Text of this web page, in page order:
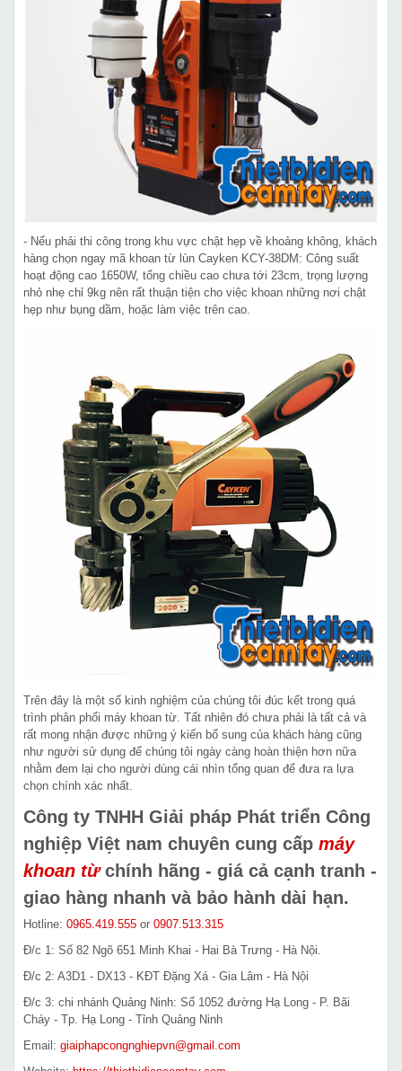
- Nếu phải thi công trong khu vực chật hẹp về khoảng không, khách
hàng chọn ngay mã khoan từ lùn Cayken KCY-38DM: Công suất
hoạt động cao 1650W, tổng chiều cao chưa tới 23cm, trọng lượng
nhỏ nhẹ chỉ 9kg nên rất thuận tiện cho việc khoan những nơi chật
hẹp như bụng dầm, hoặc làm việc trên cao.
Trên đây là một số kinh nghiệm của chúng tôi đúc kết trong quá
trình phân phối máy khoan từ. Tất nhiên đó chưa phải là tất cả và
rất mong nhận được những ý kiến bổ sung của khách hàng cũng
như người sử dụng để chúng tôi ngày càng hoàn thiện hơn nữa
nhằm đem lại cho người dùng cái nhìn tổng quan để đưa ra lựa
chọn chính xác nhất.
Công ty TNHH Giải pháp Phát triển Công
nghiệp Việt nam chuyên cung cấp máy
khoan từchính hãng - giá cả cạnh tranh -
giao hàng nhanh và bảo hành dài hạn.
Hotline: 0965.419.555 or 0907.513.315
Đ/c 1: Số 82 Ngõ 651 Minh Khai - Hai Bà Trưng - Hà Nội.
Đ/c 2: A3D1 - DX13 - KĐT Đặng Xá - Gia Lâm - Hà Nội
Đ/c 3: chi nhánh Quảng Ninh: Số 1052 đường Hạ Long - P. Bãi
Cháy - Tp. Hạ Long - Tỉnh Quảng Ninh
Email: giaiphapcongnghiepvn@gmail.com